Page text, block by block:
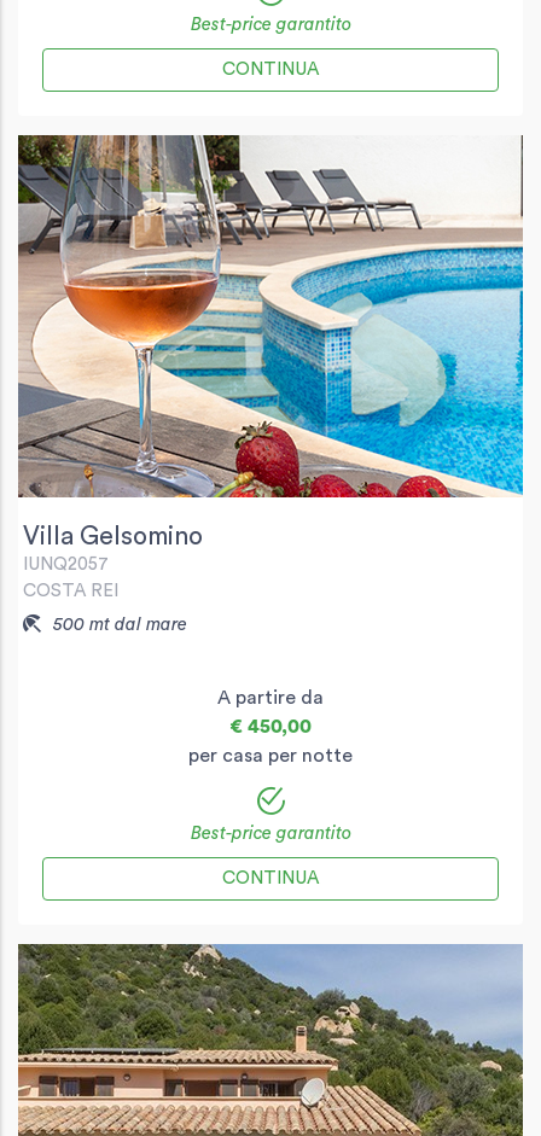
Best-price garantito
CONTINUA
Villa Gelsomino
IUNQ2057
COSTA REI
500 mt dal mare
A partire da
€ 450,00
per casa per notte
Best-price garantito
CONTINUA